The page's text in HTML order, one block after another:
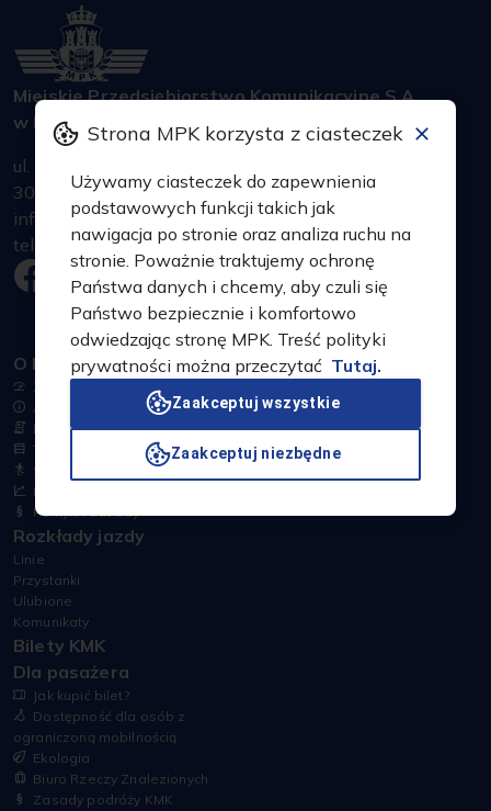
Miejskie Przedsiębiorstwo Komunikacyjne S.A.
w Krakowie
ul. Jana Brożka 3
30-347 Kraków
infolinia: +48 607 600 070
telefon alarmowy: +48 12 19 285
O MPK
Zakres działania
Aktualności
Historia
Tabor
Sport
Dla akcjonariuszy
Polityki i zasady
Rozkłady jazdy
Linie
Przystanki
Ulubione
Komunikaty
Bilety KMK
Dla pasażera
Jak kupić bilet?
Dostępność dla osób z
ograniczoną mobilnością
Ekologia
Biuro Rzeczy Znalezionych
Zasady podróży KMK
Strona MPK korzysta z ciasteczek
Używamy ciasteczek do zapewnienia
podstawowych funkcji takich jak
nawigacja po stronie oraz analiza ruchu na
stronie. Poważnie traktujemy ochronę
Państwa danych i chcemy, aby czuli się
Państwo bezpiecznie i komfortowo
odwiedzając stronę MPK. Treść polityki
prywatności można przeczytać Tutaj.
Zaakceptuj wszystkie
Zaakceptuj niezbędne